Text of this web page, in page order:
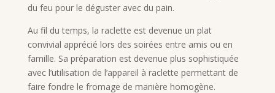
du feu pour le déguster avec du pain.
Au fil du temps, la raclette est devenue un plat
convivial apprécié lors des soirées entre amis ou en
famille. Sa préparation est devenue plus sophistiquée
avec l’utilisation de l’appareil à raclette permettant de
faire fondre le fromage de manière homogène.